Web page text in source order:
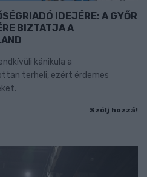
IDEJÉRE: A GYŐR
BIZTATJA A
kánikula a
terheli, ezért érdemes
Szólj hozzá!